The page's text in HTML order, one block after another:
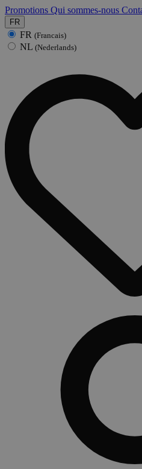
Promotions Qui sommes-nous
FR
FR (Francais)
NL (Nederlands)